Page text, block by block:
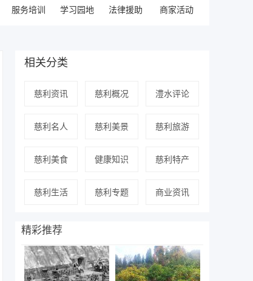
服务培训
学习园地 法律援助 商家活动
相关分类
慈利资讯 慈利概况 澧水评论
慈利名人 慈利美景 慈利旅游
慈利美食 健康知识 慈利特产
慈利生活 慈利专题 商业资讯
精彩推荐